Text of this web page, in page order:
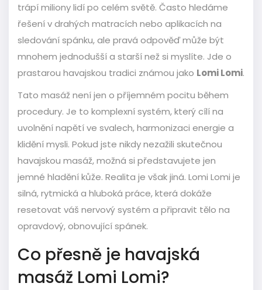
trápí miliony lidí po celém světě. Často hledáme
řešení v drahých matracích nebo aplikacích na
sledování spánku, ale pravá odpověď může být
mnohem jednodušší a starší než si myslíte. Jde o
prastarou havajskou tradici známou jako Lomi Lomi.
Tato masáž není jen o příjemném pocitu během
procedury. Je to komplexní systém, který cílí na
uvolnění napětí ve svalech, harmonizaci energie a
klidění mysli. Pokud jste nikdy nezažili skutečnou
havajskou masáž, možná si představujete jen
jemné hladění kůže. Realita je však jiná. Lomi Lomi je
silná, rytmická a hluboká práce, která dokáže
resetovat váš nervový systém a připravit tělo na
opravdový, obnovující spánek.
Co přesně je havajská
masáž Lomi Lomi?